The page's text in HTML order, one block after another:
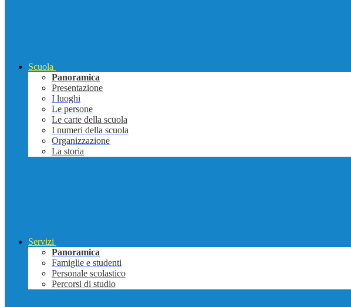
Scuola
Panoramica
Presentazione
I luoghi
Le persone
Le carte della scuola
I numeri della scuola
Organizzazione
La storia
Servizi
Panoramica
Famiglie e studenti
Personale scolastico
Percorsi di studio